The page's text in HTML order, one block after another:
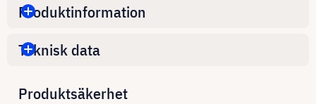
Produktinformation
Teknisk data
Produktsäkerhet